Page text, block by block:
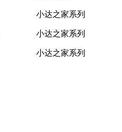
小达之家系列
小达之家系列
小达之家系列